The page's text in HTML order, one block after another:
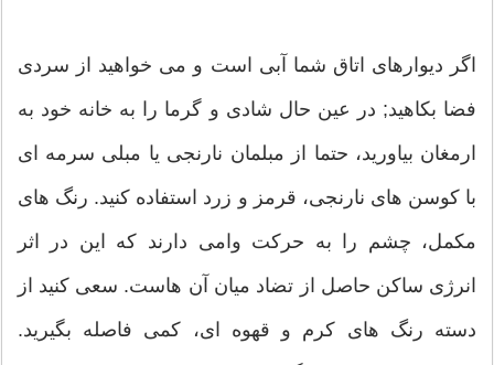
اگر دیوارهای اتاق شما آبی است و می خواهید از سردی
فضا بکاهید; در عین حال شادی و گرما را به خانه خود به
ارمغان بیاورید، حتما از مبلمان نارنجی یا مبلی سرمه ای
با کوسن های نارنجی، قرمز و زرد استفاده کنید. رنگ های
مکمل، چشم را به حرکت وامی دارند که این در اثر
انرژی ساکن حاصل از تضاد میان آن هاست. سعی کنید از
دسته رنگ های کرم و قهوه ای، کمی فاصله بگیرید.